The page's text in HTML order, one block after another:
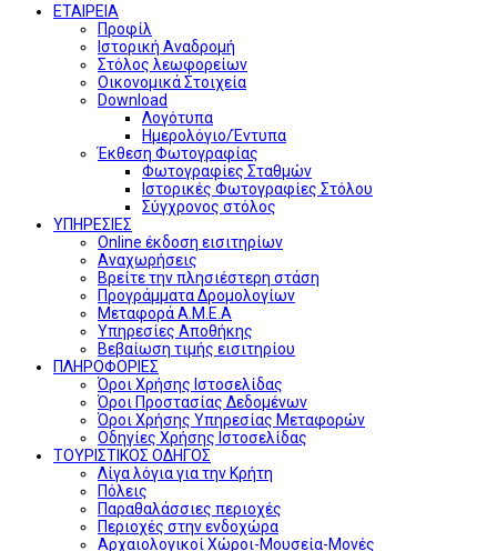
ΕΤΑΙΡΕΙΑ
Προφίλ
Ιστορική Αναδρομή
Στόλος λεωφορείων
Οικονομικά Στοιχεία
Download
Λογότυπα
Ημερολόγιο/Έντυπα
Έκθεση Φωτογραφίας
Φωτογραφίες Σταθμών
Ιστορικές Φωτογραφίες Στόλου
Σύγχρονος στόλος
ΥΠΗΡΕΣΙΕΣ
Online έκδοση εισιτηρίων
Αναχωρήσεις
Βρείτε την πλησιέστερη στάση
Προγράμματα Δρομολογίων
Μεταφορά Α.Μ.Ε.Α
Υπηρεσίες Αποθήκης
Βεβαίωση τιμής εισιτηρίου
ΠΛΗΡΟΦΟΡΙΕΣ
Όροι Χρήσης Ιστοσελίδας
Όροι Προστασίας Δεδομένων
Όροι Χρήσης Υπηρεσίας Μεταφορών
Οδηγίες Χρήσης Ιστοσελίδας
ΤΟΥΡΙΣΤΙΚΟΣ ΟΔΗΓΟΣ
Λίγα λόγια για την Κρήτη
Πόλεις
Παραθαλάσσιες περιοχές
Περιοχές στην ενδοχώρα
Αρχαιολογικοί Χώροι-Μουσεία-Μονές